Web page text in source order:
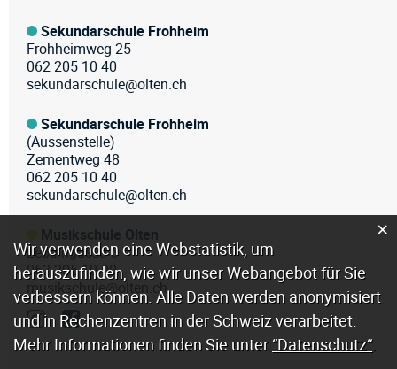
Sekundarschule Frohheim
Frohheimweg 25
062 205 10 40
sekundarschule@olten.ch
Sekundarschule Frohheim
(Aussenstelle)
Zementweg 48
062 205 10 40
sekundarschule@olten.ch
Musikschule Olten
Leberngasse 6
062 205 10 00
musikschule@olten.ch
Webstatistik
Wir verwenden eine Webstatistik, um
herauszufinden, wie wir unser Webangebot für Sie
verbessern können. Alle Daten werden anonymisiert
und in Rechenzentren in der Schweiz verarbeitet.
Mehr Informationen finden Sie unter“Datenschutz“.
×